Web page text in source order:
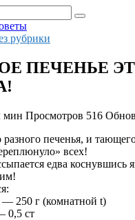
рубрики
ПЕЧЕНЬЕ
мин Просмотров 516
разного печенья, и
всех!
едва коснувшись
— 250 г (комнатной t)
0,5 ст